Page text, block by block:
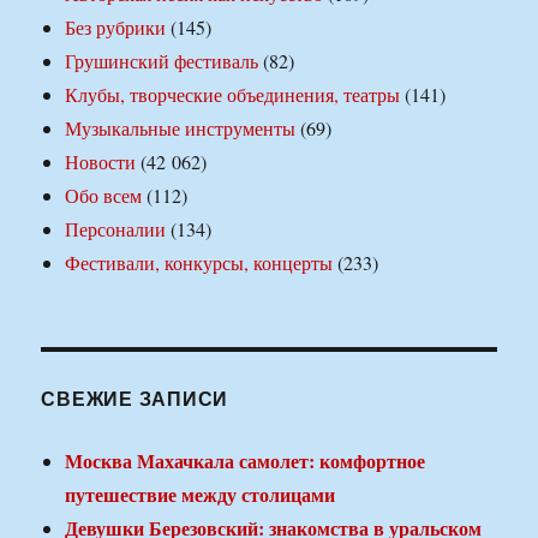
Без рубрики (145)
Грушинский фестиваль(82)
Клубы, творческие объединения, театры(141)
Музыкальные инструменты(69)
Новости (42 062)
Обо всем(112)
Персоналии (134)
Фестивали, конкурсы, концерты(233)
СВЕЖИЕ ЗАПИСИ
Москва Махачкала самолет: комфортное
путешествие между столицами
Девушки Березовский: знакомства в уральском